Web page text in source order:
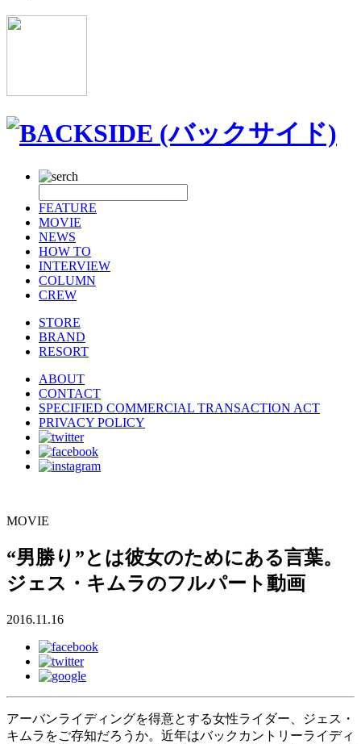
FEATURE
MOVIE
NEWS
HOW TO
INTERVIEW
COLUMN
CREW
STORE
BRAND
RESORT
ABOUT
CONTACT
SPECIFIED COMMERCIAL TRANSACTION ACT
PRIVACY POLICY
MOVIE
“男勝り”とは彼女のためにある言葉。
ジェス・キムラのフルパート動画
2016.11.16
アーバンライディングを得意とする女性ライダー、ジェス・
キムラをご存知だろうか。近年はバックカントリーライディ